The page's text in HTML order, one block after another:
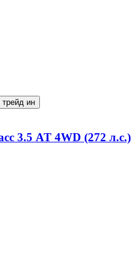
трейд ин
3.5 AT 4WD (272 л.с.)